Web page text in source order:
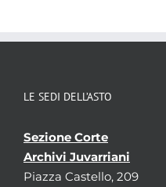
LE SEDI DELL’ASTO
Sezione Corte
Archivi Juvarriani
Piazza Castello, 209